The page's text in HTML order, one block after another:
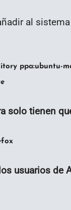
al
ppa:ubuntu-
solo tienen
usuarios de